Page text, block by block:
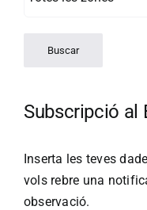
Subscripció al
Inserta les teves
vols rebre una
observació.